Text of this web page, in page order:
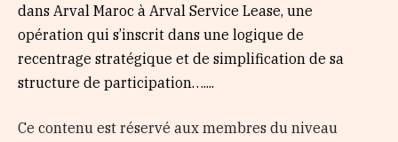
dans Arval Maroc à Arval Service Lease, une
opération qui s’inscrit dans une logique de
recentrage stratégique et de simplification de sa
structure de participation…....
Ce contenu est réservé aux membres du niveau